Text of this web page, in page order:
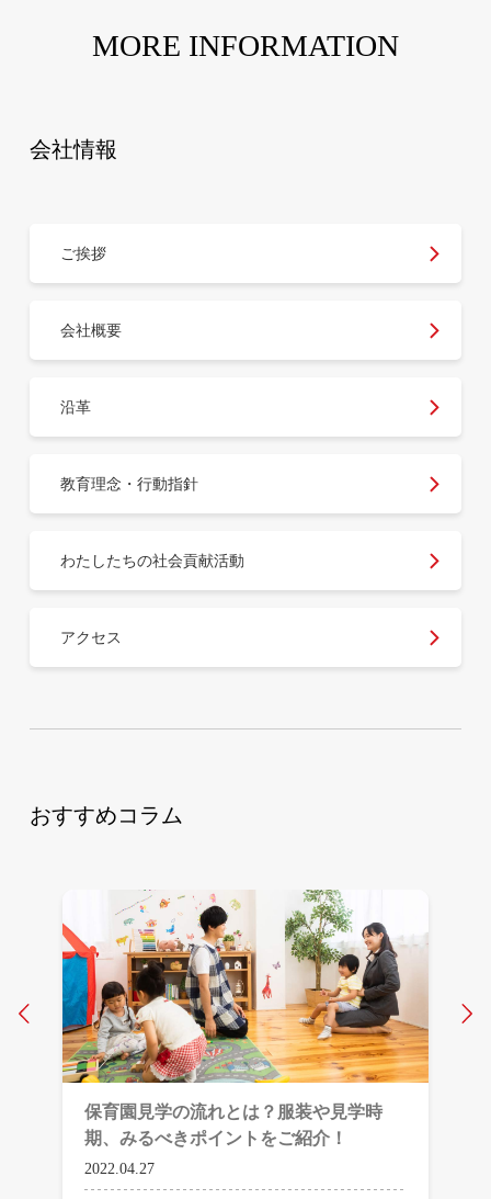
MORE INFORMATION
会社情報
ご挨拶
会社概要
沿革
教育理念・行動指針
わたしたちの社会貢献活動
アクセス
おすすめコラム
保育園見学の流れとは？服装や見学時
期、みるべきポイントをご紹介！
2022.04.27